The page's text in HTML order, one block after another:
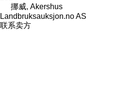
挪威, Akershus
Landbruksauksjon.no AS
联系卖方